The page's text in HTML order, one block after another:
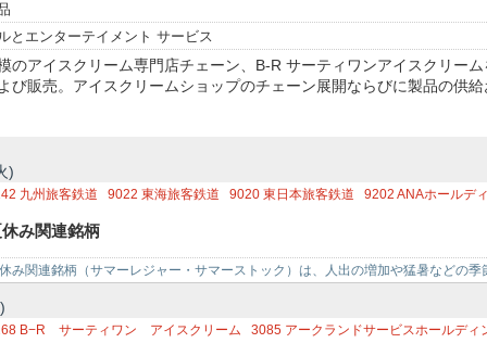
とエンターテイメント サービス
のアイスクリーム専門店チェーン、B-R サーティワンアイスクリー
び販売。アイスクリームショップのチェーン展開ならびに製品の供
)
九州旅客鉄道 9022 東海旅客鉄道 9020 東日本旅客鉄道 9202 ANAホールデ
GENDA 4343
サントリービバレッジ＆フード 2268B－R サーティワン ア
み関連銘柄
み関連銘柄（サマーレジャー・サマーストック）は、人出の増加や猛暑などの
B−R サーティワン アイスクリーム 3085 アークランドサービスホールディ